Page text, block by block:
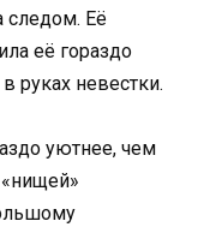
следом. Её
её гораздо
руках невестки.
уютнее, чем